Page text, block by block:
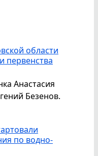
области
первенства
Анастасия
Безенов.
по водно-